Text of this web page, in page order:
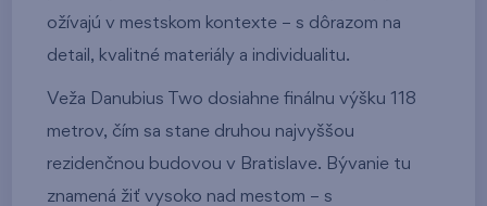
ožívajú v mestskom kontexte – s dôrazom na
detail, kvalitné materiály a individualitu.
Veža Danubius Two dosiahne finálnu výšku 118
metrov, čím sa stane druhou najvyššou
rezidenčnou budovou v Bratislave. Bývanie tu
znamená žiť vysoko nad mestom – s